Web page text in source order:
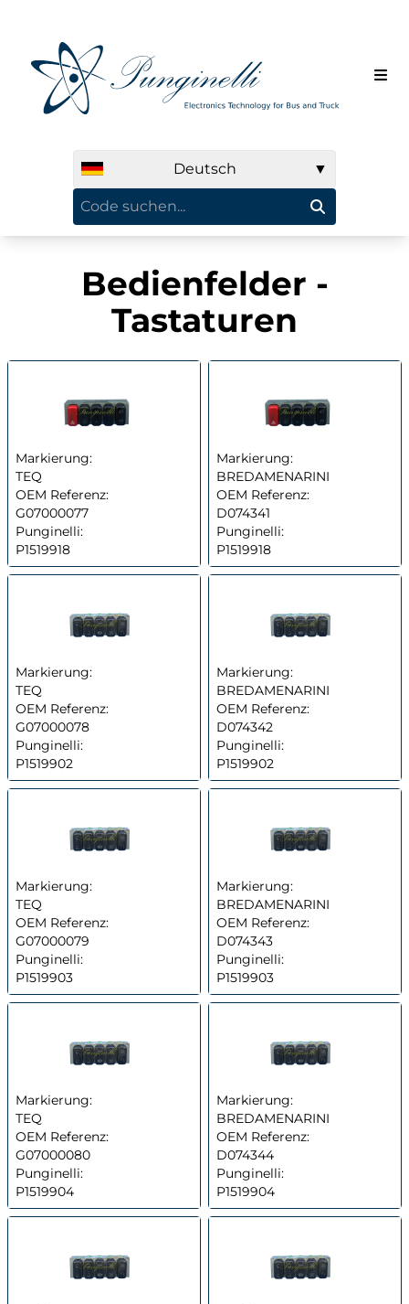
Deutsch ▼
Bedienfelder -
Tastaturen
Markierung:
TEQ
OEM Referenz:
G07000077
Punginelli:
P1519918
Markierung:
BREDAMENARINI
OEM Referenz:
D074341
Punginelli:
P1519918
Markierung:
TEQ
OEM Referenz:
G07000078
Punginelli:
P1519902
Markierung:
BREDAMENARINI
OEM Referenz:
D074342
Punginelli:
P1519902
Markierung:
TEQ
OEM Referenz:
G07000079
Punginelli:
P1519903
Markierung:
BREDAMENARINI
OEM Referenz:
D074343
Punginelli:
P1519903
Markierung:
TEQ
OEM Referenz:
G07000080
Punginelli:
P1519904
Markierung:
BREDAMENARINI
OEM Referenz:
D074344
Punginelli:
P1519904